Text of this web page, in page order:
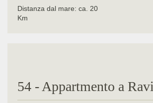
Distanza dal mare: ca. 20
Km
54 - Appartmento a Ravi